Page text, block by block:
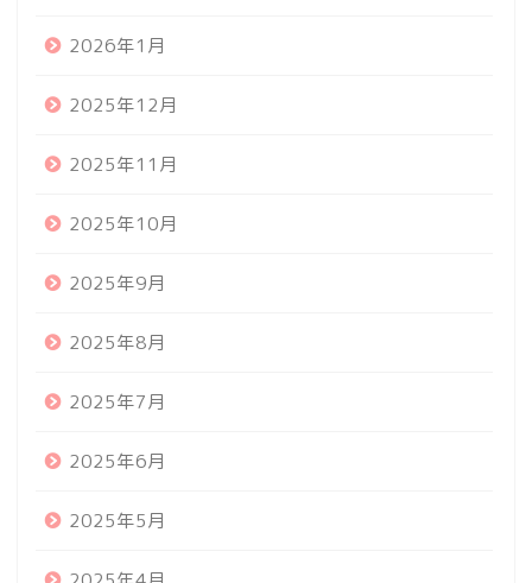
2026年1月
2025年12月
2025年11月
2025年10月
2025年9月
2025年8月
2025年7月
2025年6月
2025年5月